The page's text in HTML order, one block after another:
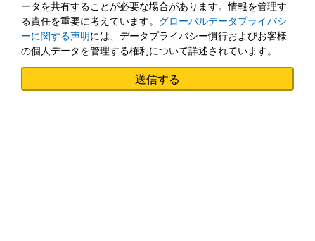
ータを共有することが必要な場合があります。情報を管理す
る責任を重要に考えています。 グローバルデータプライバシ
ーに関する声明には、データプライバシー慣行およびお客様
の個人データを管理する権利について詳述されています。